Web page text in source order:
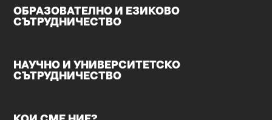
ОБРАЗОВАТЕЛНО И ЕЗИКОВО
СЪТРУДНИЧЕСТВО
НАУЧНО И УНИВЕРСИТЕТСКО
СЪТРУДНИЧЕСТВО